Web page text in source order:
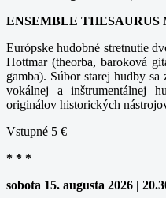
ENSEMBLE THESAURUS
Európske hudobné stretnutie
Hottmar (theorba, baroková
gamba). Súbor starej hudby
vokálnej a inštrumentálnej
originálov historických
Vstupné 5 €
* * *
sobota 15. augusta 2026 |